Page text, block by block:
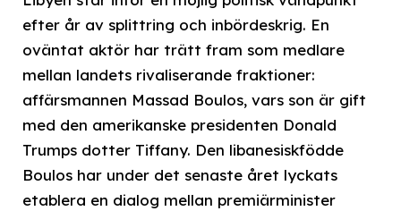
efter år av splittring och inbördeskrig. En
oväntat aktör har trätt fram som medlare
mellan landets rivaliserande fraktioner:
affärsmannen Massad Boulos, vars son är gift
med den amerikanske presidenten Donald
Trumps dotter Tiffany. Den libanesiskfödde
Boulos har under det senaste året lyckats
etablera en dialog mellan premiärminister